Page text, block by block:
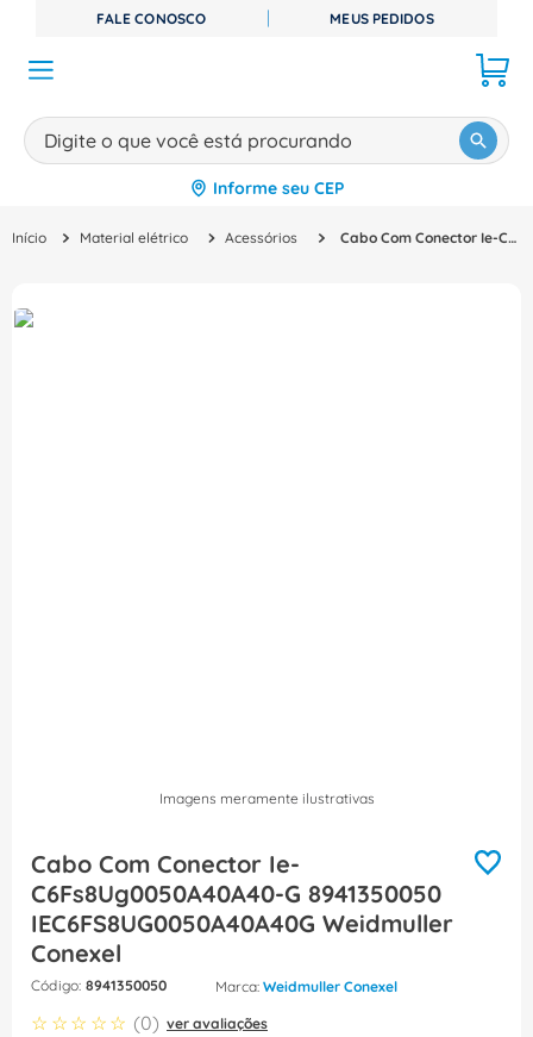
FALE CONOSCO MEUS PEDIDOS
Digite o que você está procurando
Informe seu CEP
Material elétrico Acessórios Cabo Com Conector Ie-C6Fs8Ug0050A40A40-G 8941350050 IEC6FS8UG0050A40A40G Weidmuller Conexel
Imagens meramente ilustrativas
Cabo Com Conector Ie-
C6Fs8Ug0050A40A40-G 8941350050
IEC6FS8UG0050A40A40G Weidmuller
Conexel
: 8941350050 Weidmuller Conexel
☆ ☆ ☆ ☆ ☆ (0) ver avaliações
TERMOS MAIS BUSCADOS
º disjuntor